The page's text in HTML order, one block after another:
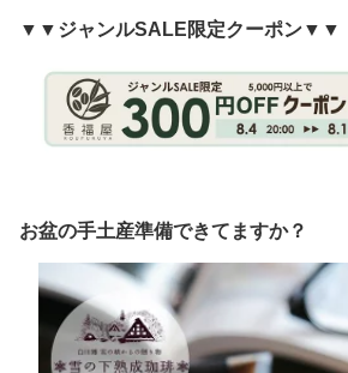
▼▼ジャンルSALE限定クーポン▼▼
お盆の手土産準備できてますか？